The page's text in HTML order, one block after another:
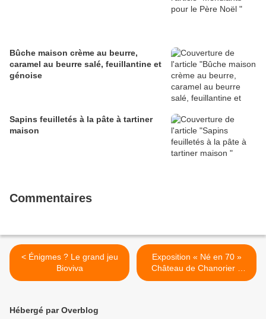
Bûche maison crème au beurre,
caramel au beurre salé, feuillantine et
génoise
Sapins feuilletés à la pâte à tartiner
maison
Commentaires
< Énigmes ? Le grand jeu
Bioviva
Exposition « Né en 70 »
Château de Chanorier à
Croissy-sur-Seine (78) >
Hébergé par Overblog